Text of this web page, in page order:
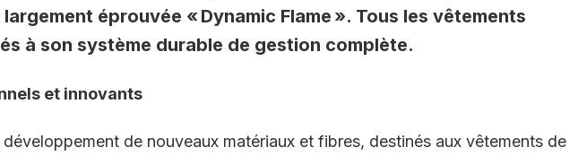
éprouvée « Dynamic Flame ». Tous les vêtements
à son système durable de gestion complète.
et innovants
développement de nouveaux matériaux et fibres, destinés aux vêtements de